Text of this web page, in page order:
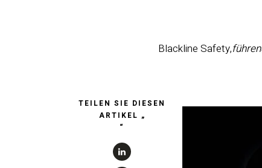
Blackline Safety,
TEILEN SIE DIESEN
ARTIKEL „
“